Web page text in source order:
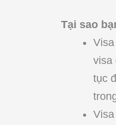
Tại sao
visa
tục